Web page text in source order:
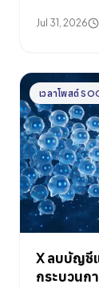
Jul 31, 2026
เวลาโพสต์
X ลบบัญชี
กระบวนก